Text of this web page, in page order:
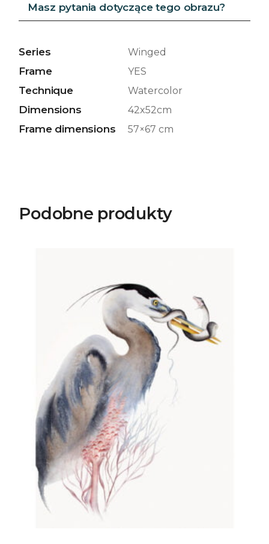
Masz pytania dotyczące tego obrazu?
Series Winged
Frame YES
Technique Watercolor
Dimensions 42x52cm
Frame dimensions 57×67 cm
Podobne produkty